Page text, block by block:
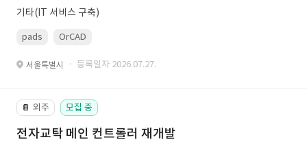
기타(IT 서비스 구축)
pads OrCAD
서울특별시 · 등록일자 2026.07.27.
📔 외주 모집 중
전자교탁 메인 컨트롤러 재개발